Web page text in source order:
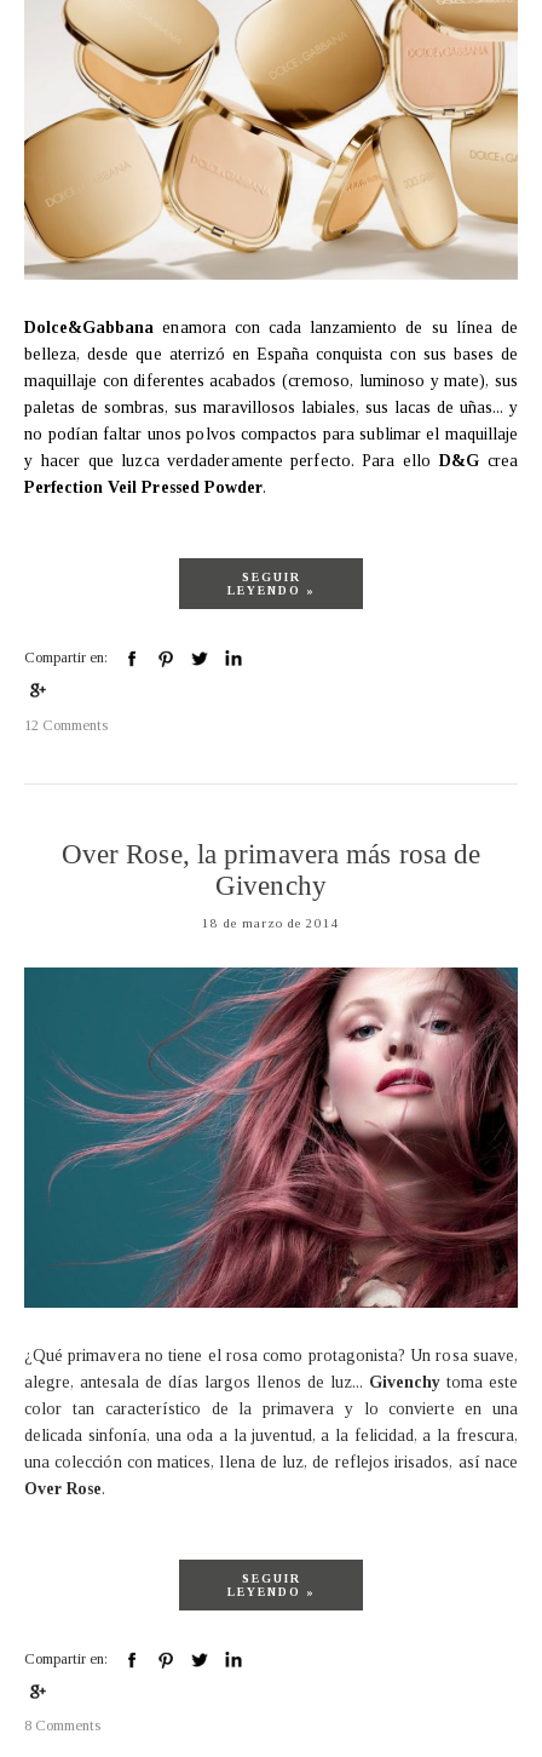
Dolce&Gabbana enamora con cada lanzamiento de su línea de
belleza, desde que aterrizó en España conquista con sus bases de
maquillaje con diferentes acabados (cremoso, luminoso y mate), sus
paletas de sombras, sus maravillosos labiales, sus lacas de uñas... y
no podían faltar unos polvos compactos para sublimar el maquillaje
y hacer que luzca verdaderamente perfecto. Para elloD&G crea
Perfection Veil Pressed Powder.
SEGUIR
LEYENDO »
Compartir en:
12 Comments
Over Rose, la primavera más rosa de
Givenchy
18 de marzo de 2014
¿Qué primavera no tiene el rosa como protagonista? Un rosa suave,
alegre, antesala de días largos llenos de luz... Givenchytoma este
color tan característico de la primavera y lo convierte en una
delicada sinfonía, una oda a la juventud, a la felicidad, a la frescura,
una colección con matices, llena de luz, de reflejos irisados, así nace
Over Rose.
SEGUIR
LEYENDO »
Compartir en:
8 Comments